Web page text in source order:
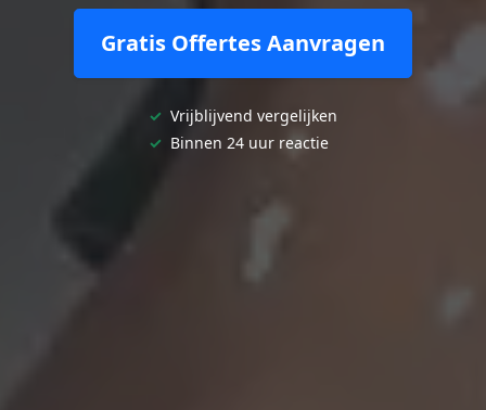
Gratis Offertes Aanvragen
✓ Vrijblijvend vergelijken
✓ Binnen 24 uur reactie